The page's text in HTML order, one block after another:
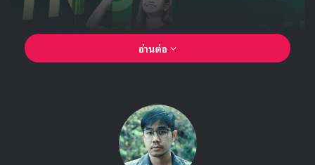
อ่านต่อ